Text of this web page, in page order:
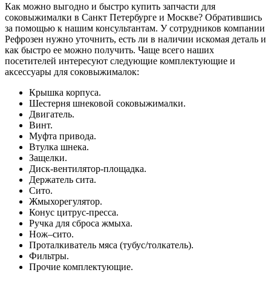
Как можно выгодно и быстро купить запчасти для
соковыжималки в Санкт Петербурге и Москве? Обратившись
за помощью к нашим консультантам. У сотрудников компании
Рефрозен нужно уточнить, есть ли в наличии искомая деталь и
как быстро ее можно получить. Чаще всего наших
посетителей интересуют следующие комплектующие и
аксессуары для соковыжималок:
Крышка корпуса.
Шестерня шнековой соковыжималки.
Двигатель.
Винт.
Муфта привода.
Втулка шнека.
Защелки.
Диск-вентилятор-площадка.
Держатель сита.
Сито.
Жмыхорегулятор.
Конус цитрус-пресса.
Ручка для сброса жмыха.
Нож–сито.
Проталкиватель мяса (тубус/толкатель).
Фильтры.
Прочие комплектующие.